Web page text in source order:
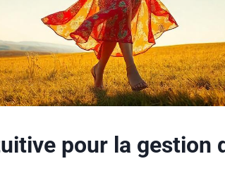
pour la gestion